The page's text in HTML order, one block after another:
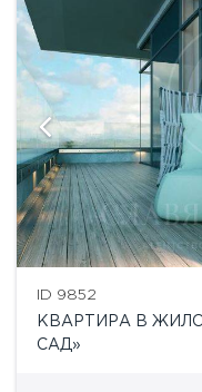
ID 9852
КВАРТИРА В
САД»